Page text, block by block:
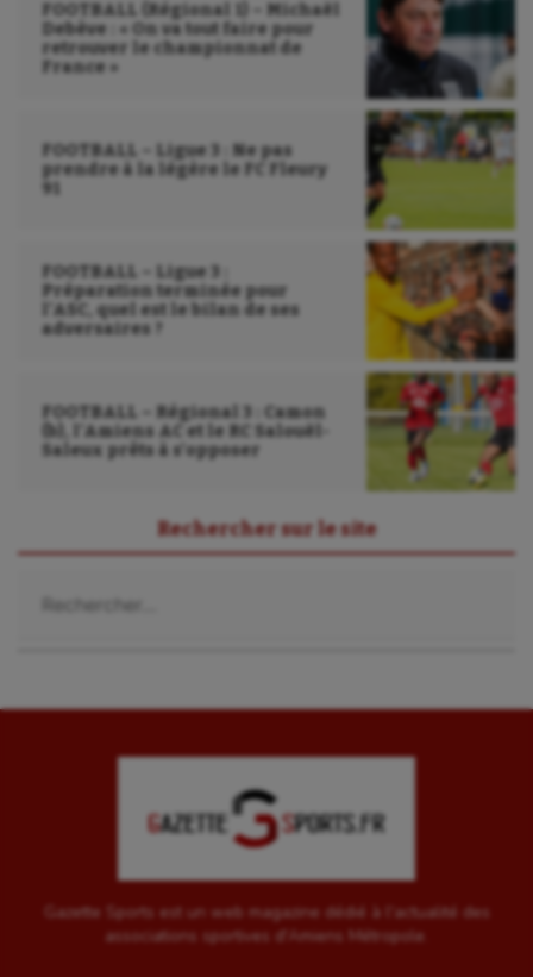
FOOTBALL (Régional 1) – Michaël
Debève : « On va tout faire pour
retrouver le championnat de
France »
FOOTBALL – Ligue 3 : Ne pas
prendre à la légère le FC Fleury
91
FOOTBALL – Ligue 3 :
Préparation terminée pour
l’ASC, quel est le bilan de ses
adversaires ?
FOOTBALL – Régional 3 : Camon
(b), l’Amiens AC et le RC Salouël-
Saleux prêts à s’opposer
Rechercher sur le site
Gazette Sports est un web magazine dédié à l'actualité des
associations sportives d'Amiens Métropole.